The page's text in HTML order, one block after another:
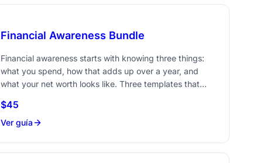
Financial Awareness Bundle
Financial awareness starts with knowing three things:
what you spend, how that adds up over a year, and
what your net worth looks like. Three templates that
$45
Ver guía